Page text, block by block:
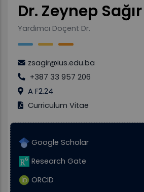
Dr. Zeynep Sağır
Yardımcı Doçent Dr.
zsagir@ius.edu.ba
+387 33 957 206
A F2.24
Curriculum Vitae
Google Scholar
Research Gate
ORCID